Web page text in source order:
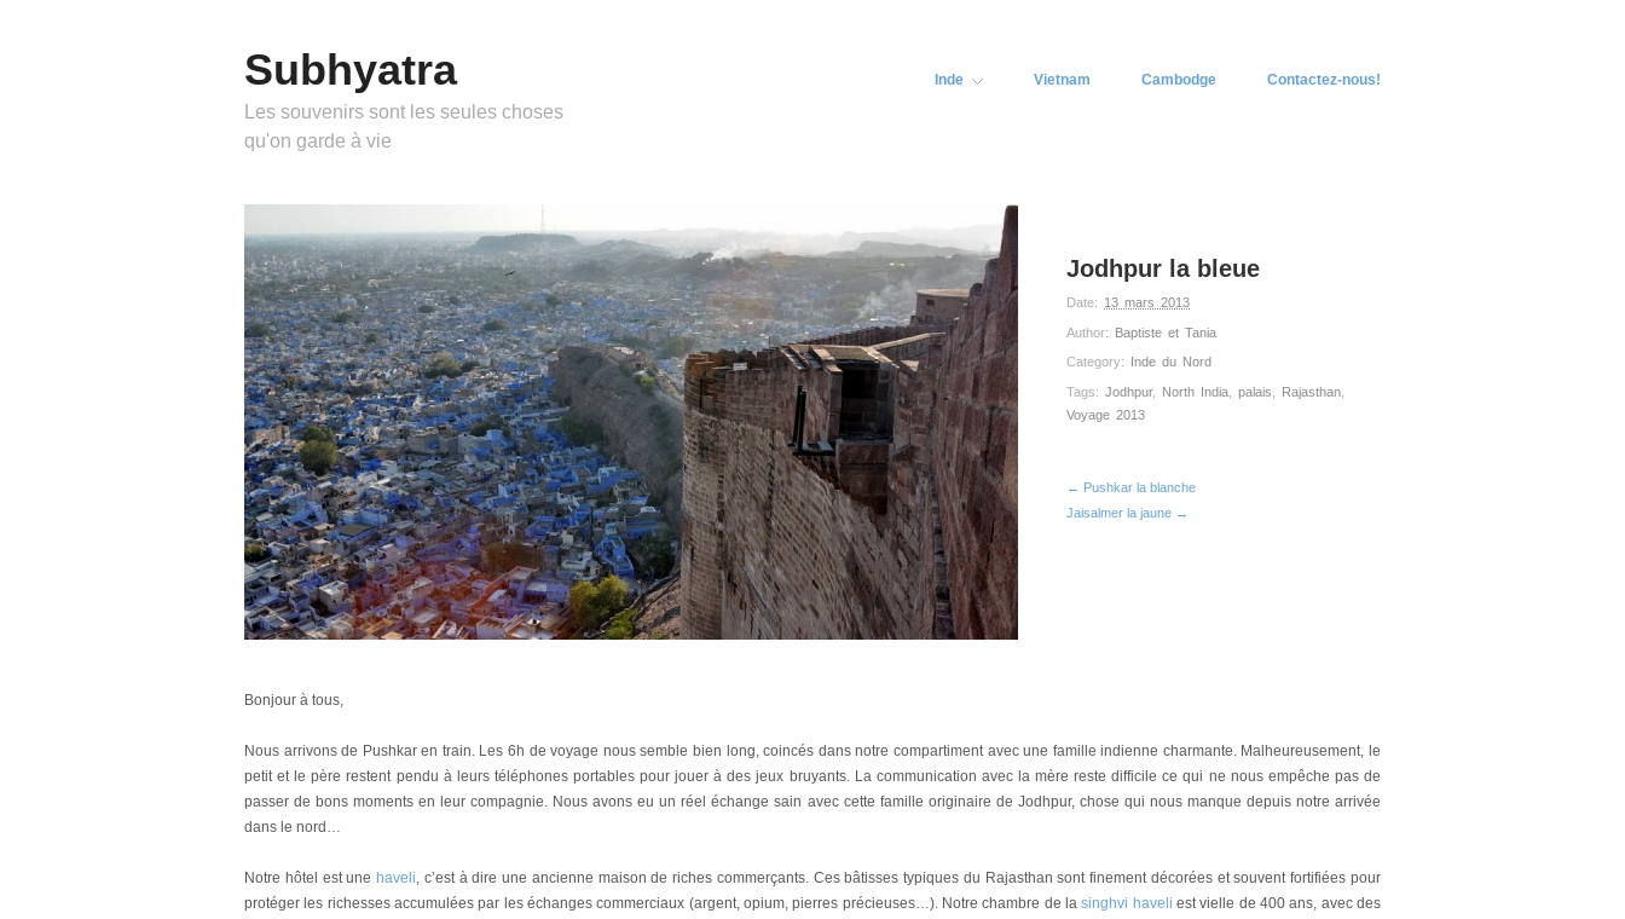
Subhyatra
Les souvenirs sont les seules choses
qu'on garde à vie
Inde Vietnam Cambodge Contactez-nous!
Jodhpur la bleue
Date: 13 mars 2013
Author: Baptiste et Tania
Category: Inde du Nord
Tags: Jodhpur, North India palais Rajasthan
Voyage 2013
← Pushkar la blanche
Jaisalmer la jaune →
Bonjour à tous,
Nous arrivons de Pushkar en train. Les 6h de voyage nous semble bien long, coincés dans notre compartiment avec une famille indienne charmante. Malheureusement, le
petit et le père restent pendu à leurs téléphones portables pour jouer à des jeux bruyants. La communication avec la mère reste difficile ce qui ne nous empêche pas de
passer de bons moments en leur compagnie. Nous avons eu un réel échange sain avec cette famille originaire de Jodhpur, chose qui nous manque depuis notre arrivée
dans le nord…
Notre hôtel est une haveli, c’est à dire une ancienne maison de riches commerçants. Ces bâtisses typiques du Rajasthan sont finement décorées et souvent fortifiées pour
protéger les richesses accumulées par les échanges commerciaux (argent, opium, pierres précieuses…). Notre chambre de lasinghvi haveli est vielle de 400 ans, avec des